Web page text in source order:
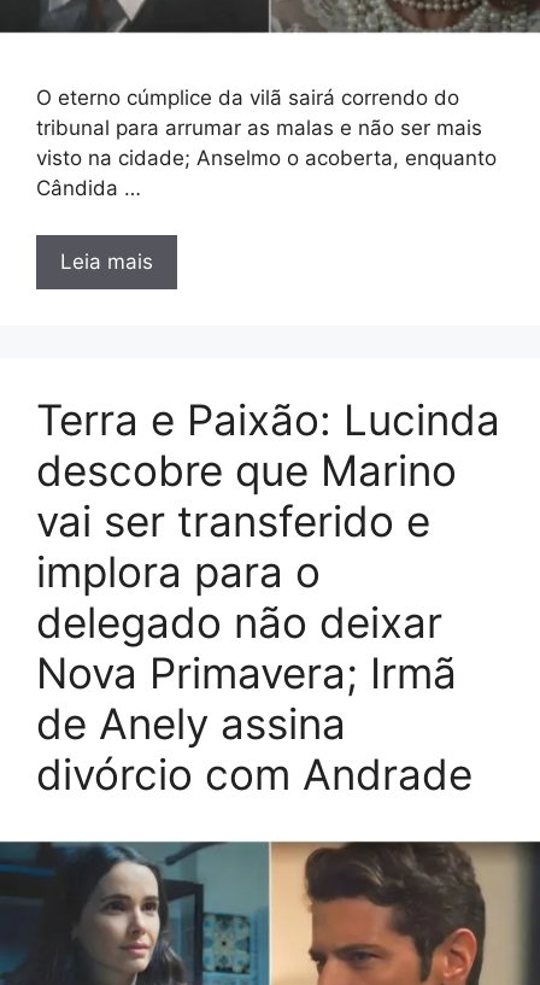
O eterno cúmplice da vilã sairá correndo do
tribunal para arrumar as malas e não ser mais
visto na cidade; Anselmo o acoberta, enquanto
Cândida …
Leia mais
Terra e Paixão: Lucinda
descobre que Marino
vai ser transferido e
implora para o
delegado não deixar
Nova Primavera; Irmã
de Anely assina
divórcio com Andrade